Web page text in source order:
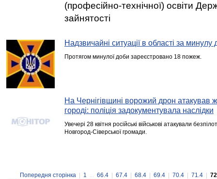
(професійно-технічної) освіти
зайнятості
Надзвичайні ситуації в області за минулу
Протягом минулої доби зареєстровано 18 пожеж.
На Чернігівщині ворожий дрон атакував
городі: поліція задокументувала наслідки
Увечері 28 квітня російські військові атакували
Новгород-Сіверської громади.
Попередня сторінка 1 ... 66.4 67.4 68.4 69.4 70.4 71.4